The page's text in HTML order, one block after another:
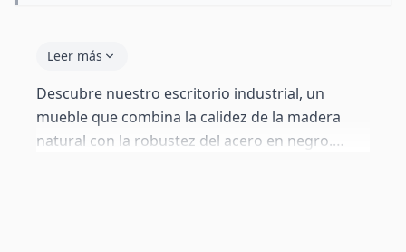
Leer más
Descubre nuestro escritorio industrial, un
mueble que combina la calidez de la madera
natural con la robustez del acero en negro.